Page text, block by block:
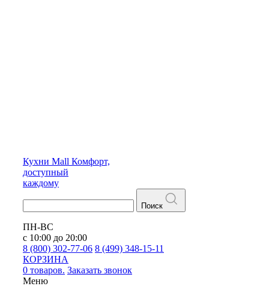
Кухни Mall Комфорт,
доступный
каждому
Поиск
ПН-ВС
с 10:00 до 20:00
8 (800) 302-77-06 8 (499) 348-15-11
КОРЗИНА
0 товаров. Заказать звонок
Меню